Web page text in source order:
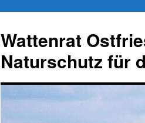
springen
Wattenrat
Naturschutz für